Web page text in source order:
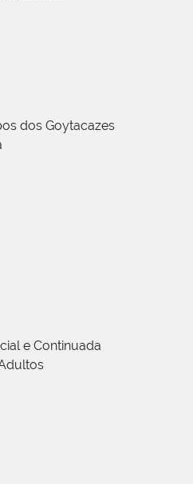
dos Goytacazes
e Continuada